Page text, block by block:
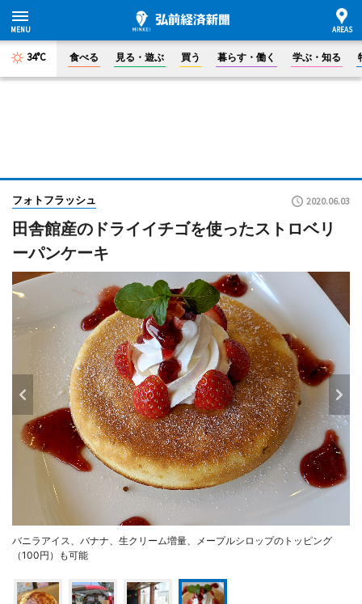
34°C 食べる 見る・遊ぶ 買う 暮らす・働く 学ぶ・知る
フォトフラッシュ 2020.06.03
田舎館産のドライイチゴを使ったストロベリ
ーパンケーキ
バニラアイス、バナナ、生クリーム増量、メープルシロップのトッピング
（100円）も可能